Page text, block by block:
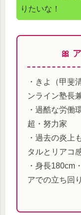
りたいな！
🎀
・きよ（甲斐
ンライン塾長
・過酷な労働
超・努力家
・過去の炎上
タルとリアコ
・身長180cm
アでの立ち回